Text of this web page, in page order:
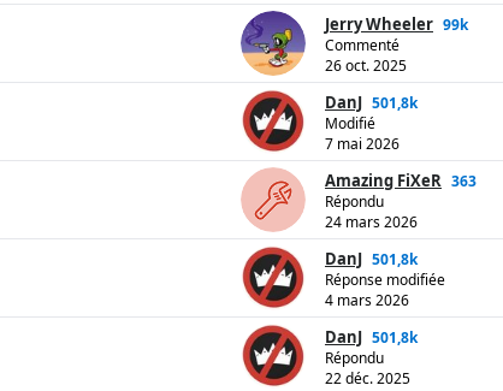
Jerry Wheeler 99k
Commenté
26 oct. 2025
DanJ 501,8k
Modifié
7 mai 2026
Amazing FiXeR 363
Répondu
24 mars 2026
DanJ 501,8k
Réponse modifiée
4 mars 2026
DanJ 501,8k
Répondu
22 déc. 2025